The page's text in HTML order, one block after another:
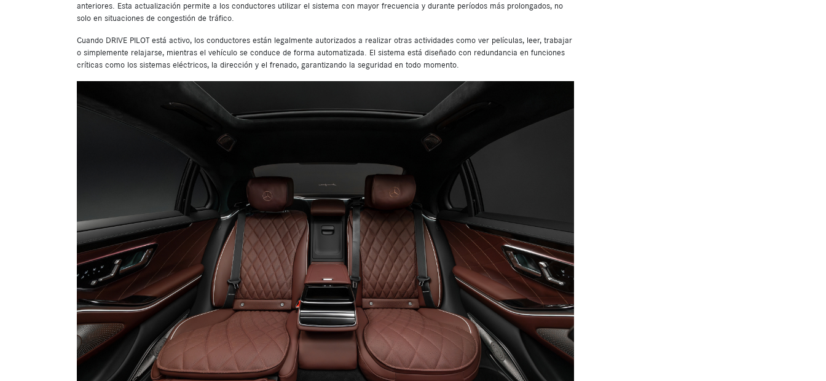
anteriores. Esta actualización permite a los conductores utilizar el sistema con mayor frecuencia y durante períodos más prolongados, no
solo en situaciones de congestión de tráfico.
Cuando DRIVE PILOT está activo, los conductores están legalmente autorizados a realizar otras actividades como ver películas, leer, trabajar
o simplemente relajarse, mientras el vehículo se conduce de forma automatizada. El sistema está diseñado con redundancia en funciones
críticas como los sistemas eléctricos, la dirección y el frenado, garantizando la seguridad en todo momento.